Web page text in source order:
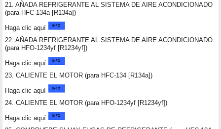
21. AÑADA REFRIGERANTE AL SISTEMA DE AIRE ACONDICIONADO
(para HFC-134a [R134a])
Haga clic aquí
22. AÑADA REFRIGERANTE AL SISTEMA DE AIRE ACONDICIONADO
(para HFO-1234yf [R1234yf])
Haga clic aquí
23. CALIENTE EL MOTOR (para HFC-134 [R134a])
Haga clic aquí
24. CALIENTE EL MOTOR (para HFO-1234yf [R1234yf])
Haga clic aquí